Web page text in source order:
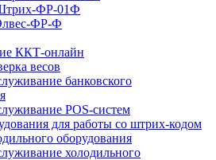
ФР-01Ф
ФР-Ф
ККТ-онлайн
весов
банковского
POS-систем
для работы со штрих-кодом
оборудования
холодильного